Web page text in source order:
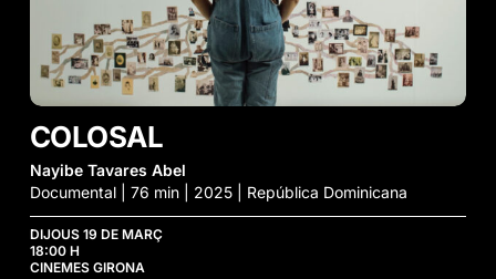
COLOSAL
Nayibe Tavares Abel
Documental | 76 min | 2025 | República Dominicana
DIJOUS 19 DE MARÇ
18:00 H
CINEMES GIRONA